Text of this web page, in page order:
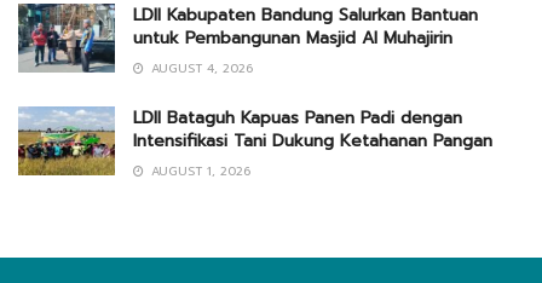
LDII Kabupaten Bandung Salurkan Bantuan
untuk Pembangunan Masjid Al Muhajirin
AUGUST 4, 2026
LDII Bataguh Kapuas Panen Padi dengan
Intensifikasi Tani Dukung Ketahanan Pangan
AUGUST 1, 2026